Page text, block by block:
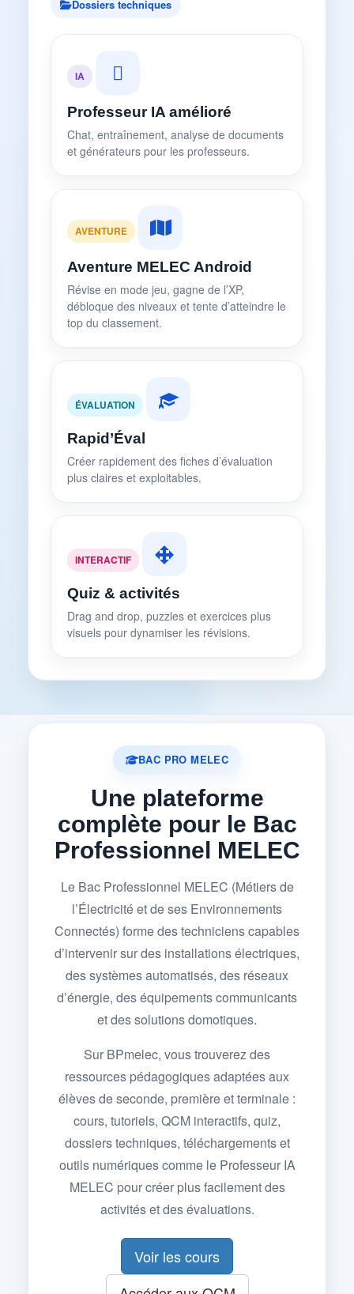
Dossiers techniques
IA
Professeur IA amélioré
Chat, entraînement, analyse de documents
et générateurs pour les professeurs.
AVENTURE
Aventure MELEC Android
Révise en mode jeu, gagne de l’XP,
débloque des niveaux et tente d’atteindre le
top du classement.
ÉVALUATION
Rapid’Éval
Créer rapidement des fiches d’évaluation
plus claires et exploitables.
INTERACTIF
Quiz & activités
Drag and drop, puzzles et exercices plus
visuels pour dynamiser les révisions.
BAC PRO MELEC
Une plateforme
complète pour le Bac
Professionnel MELEC
Le Bac Professionnel MELEC (Métiers de
l’Électricité et de ses Environnements
Connectés) forme des techniciens capables
d’intervenir sur des installations électriques,
des systèmes automatisés, des réseaux
d’énergie, des équipements communicants
et des solutions domotiques.
Sur BPmelec, vous trouverez des
ressources pédagogiques adaptées aux
élèves de seconde, première et terminale :
cours, tutoriels, QCM interactifs, quiz,
dossiers techniques, téléchargements et
outils numériques comme le Professeur IA
MELEC pour créer plus facilement des
activités et des évaluations.
Voir les cours